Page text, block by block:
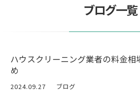
ブログ一覧
ハウスクリーニング業者の料金相
め
2024.09.27 ブログ